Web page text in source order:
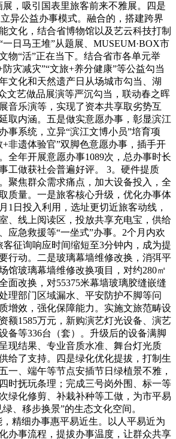
，吸引国表里旅客前来不雅展。四是
异公益办事模式。融合的，搭建跨界
文化，结合省博物馆以及艺云科技打制
日马王堆”从题展、MUSEUM·BOX市
物“活”正在当下。结合省市各单元举
防灾减灾”“文旅+养分健康”等公益勾当
文化和天然遗产日从场城市勾当、湖
文艺做品展演等严沉勾当，联动春之晖
音乐演等，实现了资本共享取劣势互
取内涵。五是做实意愿办事，彰显滨江
事系统，立异“滨江文博小员”培育项
+非遗体验官”双脚色意愿办事，插手开
全年开展意愿办事1089次，总办事时长
工做获社会普遍好评。 3。硬件提质
聚焦群众需求痛点，加大设备投入，全
质量。一是旅客核心升级，优化办事体
1日投入利用，选址更切近旅客动线，
、线上阅读区，投放共享充电宝，供给
应急救援等“一坐式”办事。2个月内欢
征询响应时间缩短至3分钟内，成为提
行动。二是玻璃幕墙维修改换，消弭平
馆玻璃幕墙维修改换项目，对约280㎡
面改换，对55375米幕墙玻璃胶缝嵌缝
理部门区域漏水、平安防护不脚等问
增效，强化保障能力。实施文旅范畴设
额1585万元，新购演艺灯光设备、演艺
备等336台（套）。升级后的设备满脚
现结果、专业音质水准、舞台灯光质
给了支持。四是绿化优化提拔，打制生
一、端午等节点安插节日绿植景不雅，
时抚玩条理；完成三号岗外围、标一等
绿化修剪、补栽补种等工做，为市平易
、移步换景”的生态文化空间。
，精细办事惠平易近生。以人平易近为
办事流程，提拔办事温度，让群众共享